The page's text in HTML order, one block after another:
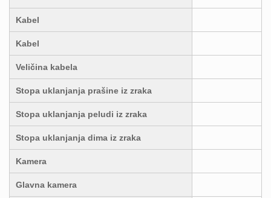
Kabel
Kabel
Veličina kabela
Stopa uklanjanja prašine iz zraka
Stopa uklanjanja peludi iz zraka
Stopa uklanjanja dima iz zraka
Kamera
Glavna kamera